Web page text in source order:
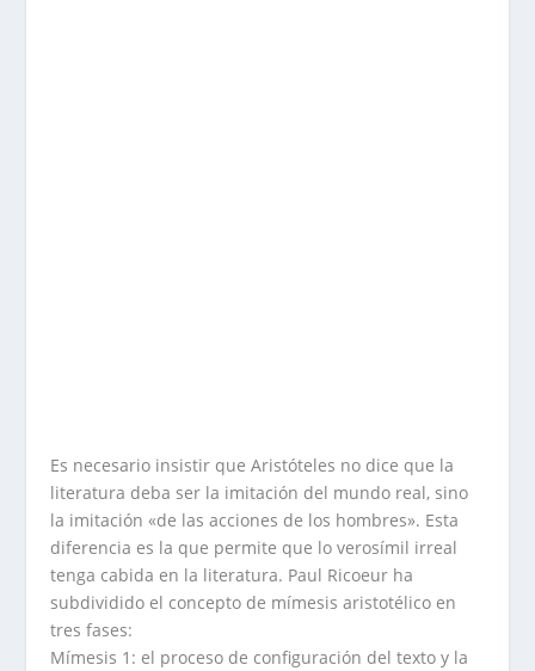
Es necesario insistir que Aristóteles no dice que la
literatura deba ser la imitación del mundo real, sino
la imitación «de las acciones de los hombres». Esta
diferencia es la que permite que lo verosímil irreal
tenga cabida en la literatura. Paul Ricoeur ha
subdividido el concepto de mímesis aristotélico en
tres fases:
Mímesis 1: el proceso de configuración del texto y la